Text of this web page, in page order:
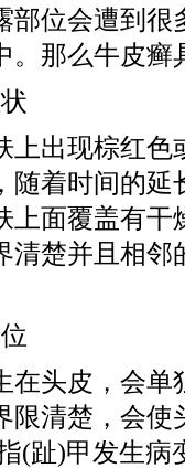
部位会遭到很
。那么牛皮癣
出现棕红色
随着时间的延
上面覆盖有干
清楚并且相邻
头皮，会单
限清楚，会使
(趾)甲发生病